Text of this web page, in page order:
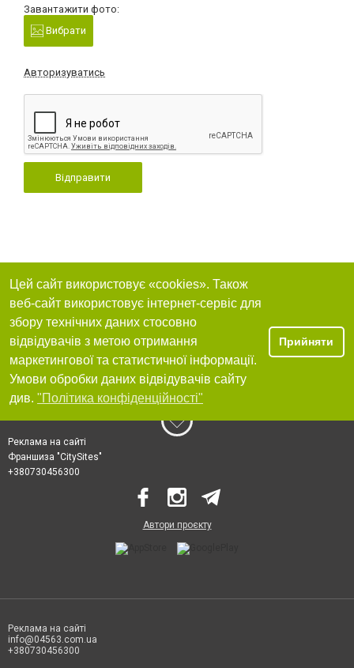
Завантажити фото:
Вибрати
Авторизуватись
Відправити
Цей сайт використовує «cookies». Також
веб-сайт використовує інтернет-сервіс для
збору технічних даних стосовно
відвідувачів з метою отримання
маркетингової та статистичної інформації.
Умови обробки даних відвідувачів сайту
див. "Політика конфіденційності"
Прийняти
Реклама на сайті
Франшиза "CitySites"
+380730456300
Автори проєкту
Реклама на сайті
info@04563.com.ua
+380730456300